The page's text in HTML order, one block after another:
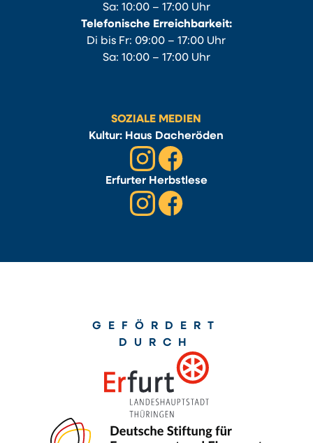
Sa: 10:00 – 17:00 Uhr
Telefonische Erreichbarkeit:
Di bis Fr: 09:00 – 17:00 Uhr
Sa: 10:00 – 17:00 Uhr
SOZIALE MEDIEN
Kultur: Haus Dacheröden
Erfurter Herbstlese
GEFÖRDERT
DURCH